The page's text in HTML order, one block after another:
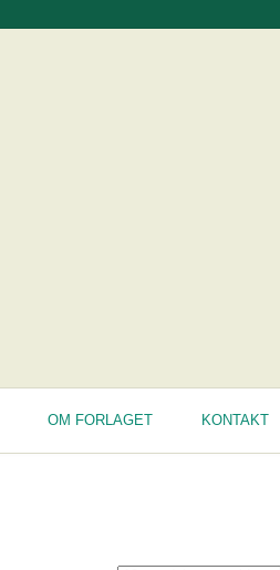
OM FORLAGET KONTAKT